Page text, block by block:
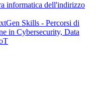
informatica dell'indirizzo
Skills - Percorsi di
in Cybersecurity, Data